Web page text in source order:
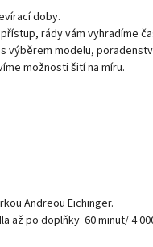
doby.
rády vám vyhradíme
výběrem modelu,
možnosti šití na míru.
Andreou Eichinger.
až po doplňky 60 minut/ 4